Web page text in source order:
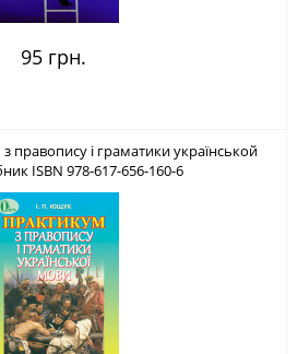
95 грн.
і граматики українськой
ISBN 978-617-656-160-6